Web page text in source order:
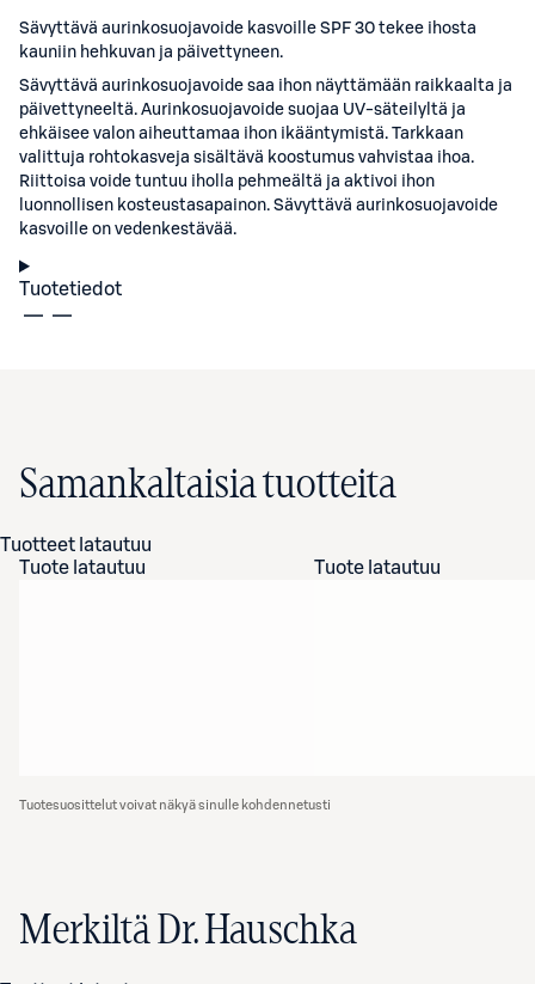
Sävyttävä aurinkosuojavoide kasvoille SPF 30 tekee ihosta
kauniin hehkuvan ja päivettyneen.
Sävyttävä aurinkosuojavoide saa ihon näyttämään raikkaalta ja
päivettyneeltä. Aurinkosuojavoide suojaa UV-säteilyltä ja
ehkäisee valon aiheuttamaa ihon ikääntymistä. Tarkkaan
valittuja rohtokasveja sisältävä koostumus vahvistaa ihoa.
Riittoisa voide tuntuu iholla pehmeältä ja aktivoi ihon
luonnollisen kosteustasapainon. Sävyttävä aurinkosuojavoide
kasvoille on vedenkestävää.
Tuotetiedot
Samankaltaisia tuotteita
Tuotteet latautuu
Tuote latautuu
Tuote latautuu
Tuotesuosittelut voivat näkyä sinulle kohdennetusti
Merkiltä Dr. Hauschka